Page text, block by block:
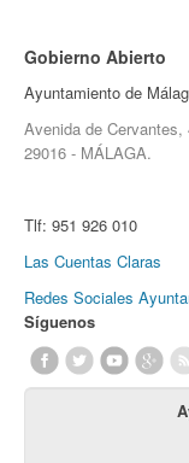
Gobierno Abierto
Ayuntamiento de
Avenida de Cervantes,
29016 - MÁLAGA.
Tlf: 951 926 010
Las Cuentas Claras
Redes Sociales
Síguenos